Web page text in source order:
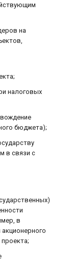
на
налоговых
бюджета);
в связи с
в